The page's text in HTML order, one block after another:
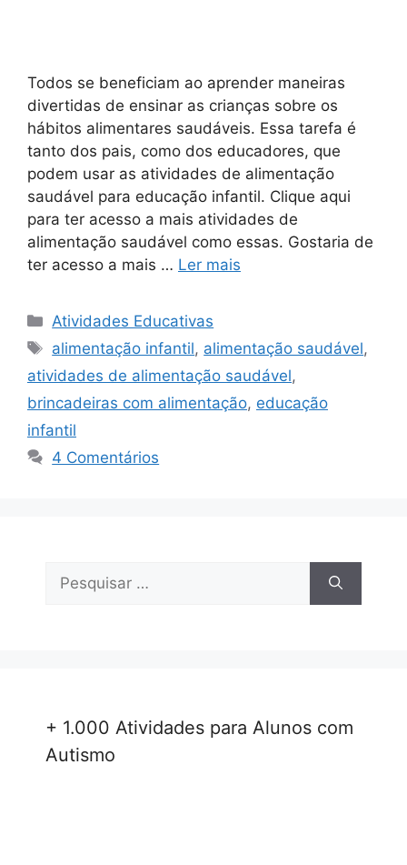
Todos se beneficiam ao aprender maneiras
divertidas de ensinar as crianças sobre os
hábitos alimentares saudáveis. Essa tarefa é
tanto dos pais, como dos educadores, que
podem usar as atividades de alimentação
saudável para educação infantil. Clique aqui
para ter acesso a mais atividades de
alimentação saudável como essas. Gostaria de
ter acesso a mais … Ler mais
Categorias
Atividades Educativas
Tags
alimentação infantil, alimentação saudável,
atividades de alimentação saudável,
brincadeiras com alimentação, educação
infantil
4 Comentários
por:
+ 1.000 Atividades para Alunos com
Autismo